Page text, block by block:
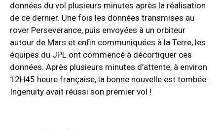
données du vol plusieurs minutes après la réalisation
de ce dernier. Une fois les données transmises au
rover Perseverance, puis envoyées à un orbiteur
autour de Mars et enfin communiquées à la Terre, les
équipes du JPL ont commencé à décortiquer ces
données. Après plusieurs minutes d’attente, à environ
12H45 heure française, la bonne nouvelle est tombée :
Ingenuity avait réussi son premier vol !